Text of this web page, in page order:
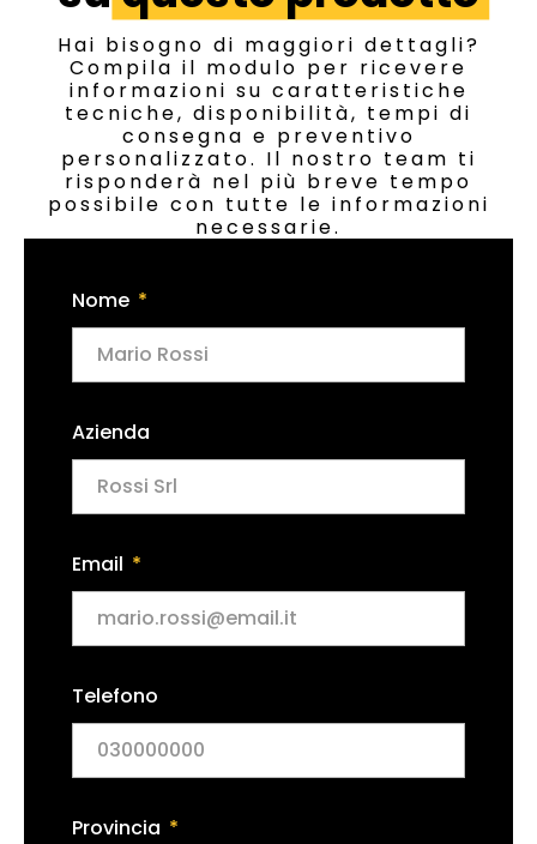
Hai bisogno di maggiori dettagli?
Compila il modulo per ricevere
informazioni su caratteristiche
tecniche, disponibilità, tempi di
consegna e preventivo
personalizzato. Il nostro team ti
risponderà nel più breve tempo
possibile con tutte le informazioni
necessarie.
Nome
Azienda
Email
Telefono
Provincia